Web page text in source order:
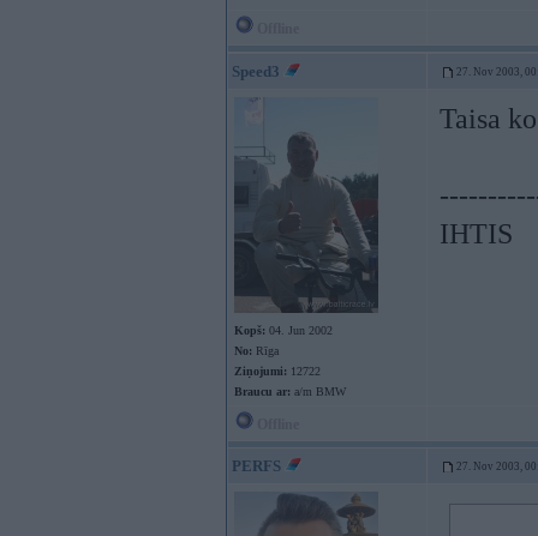
Speed3 27. Nov 2003,
Kopš: 04. Jun 2002
No: Rīga
Ziņojumi: 12722
Braucu ar: a/m BMW
Taisa
IHTIS
PERFS 27. Nov 2003,